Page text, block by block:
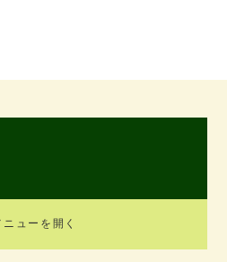
ニューを開く